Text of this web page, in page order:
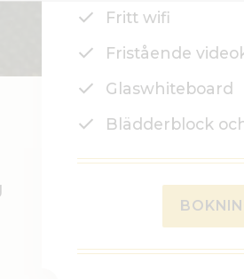
Fritt wifi
Fristående
Glaswhiteboard
Blädderblock